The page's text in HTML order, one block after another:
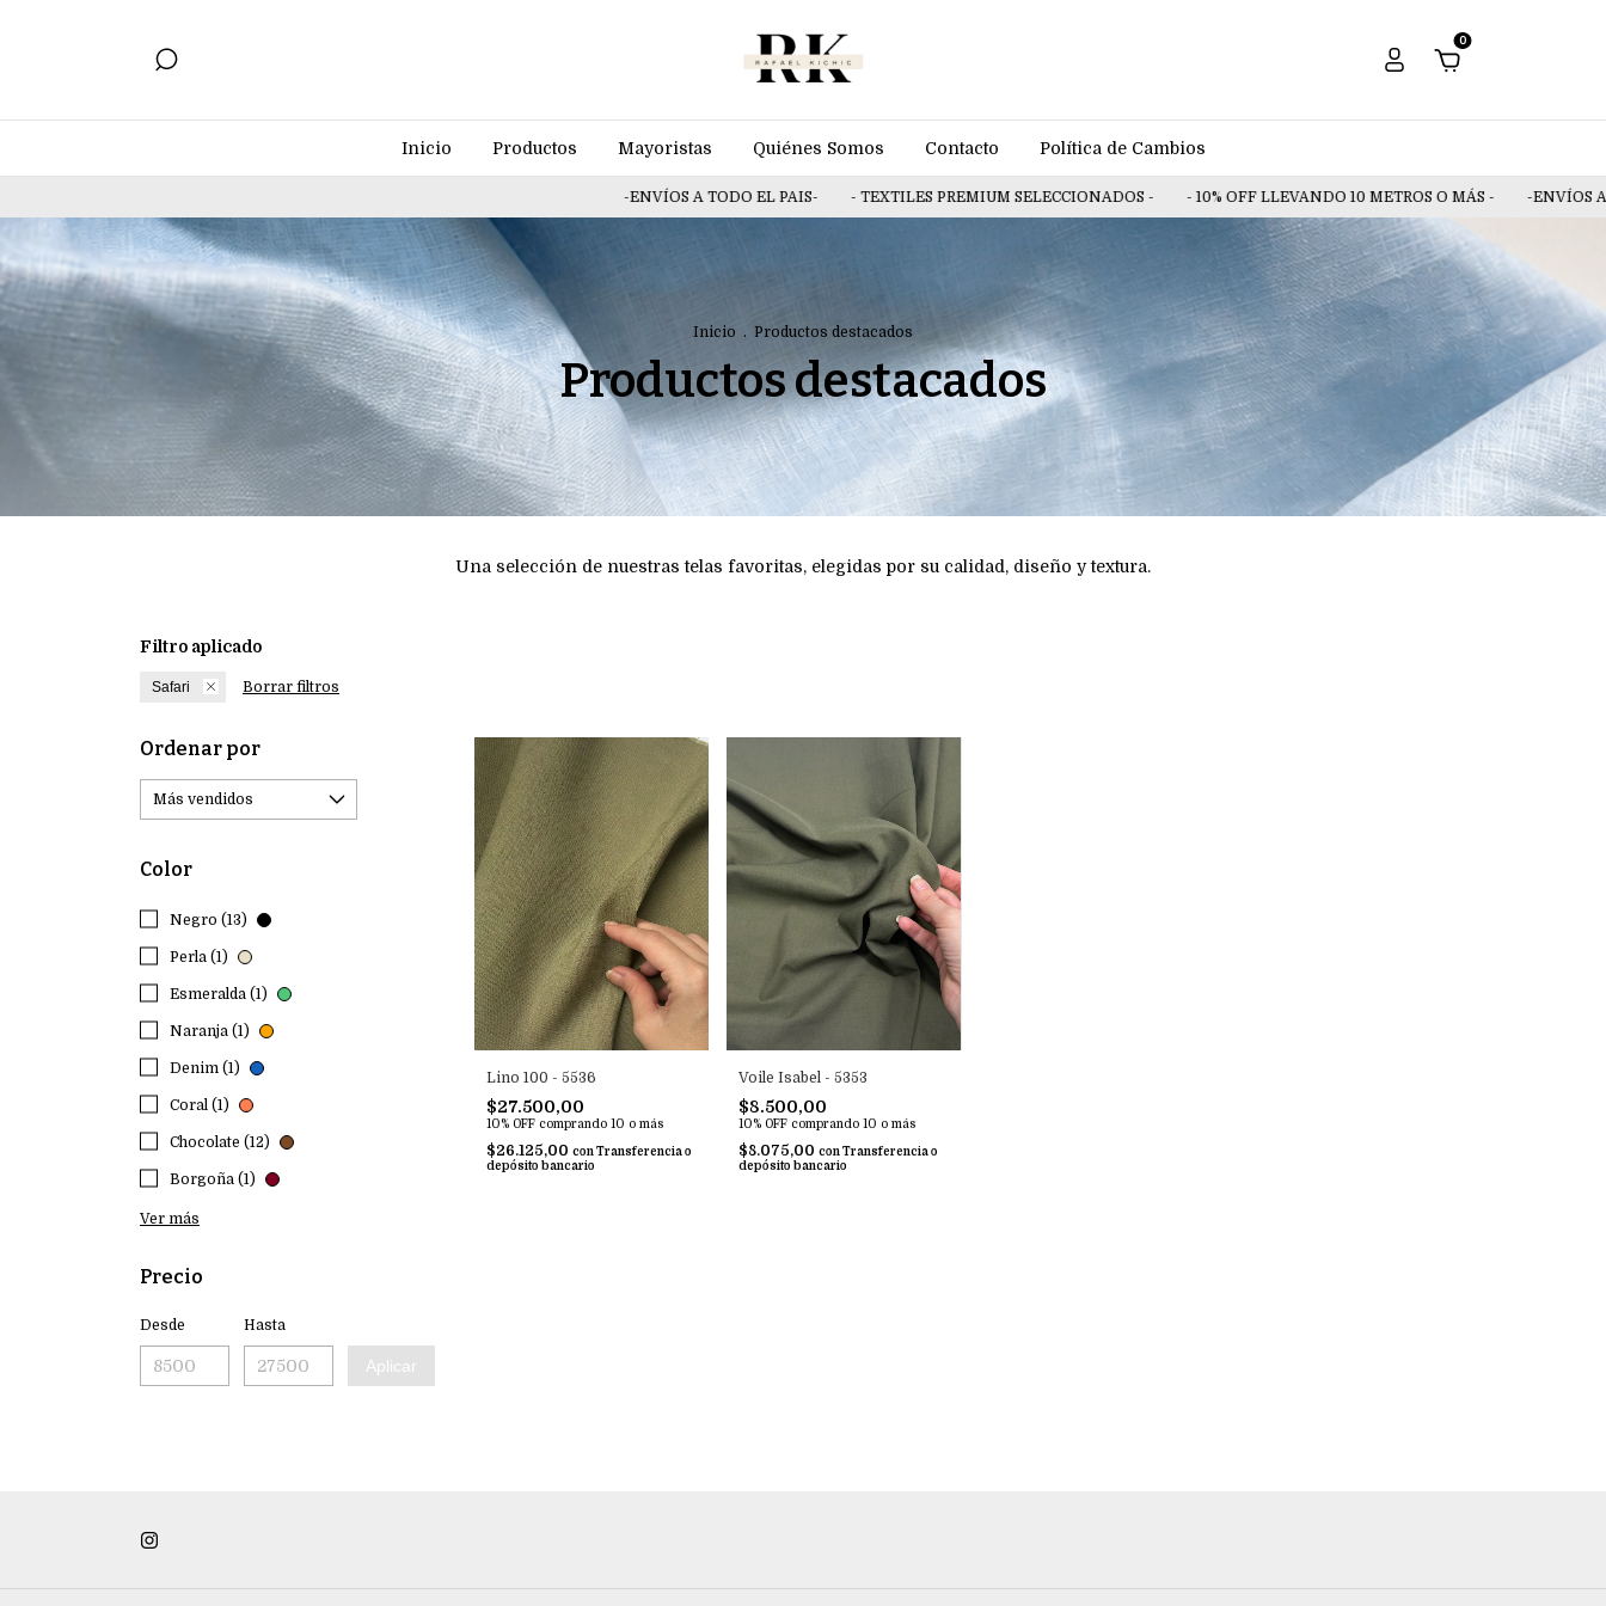
0
Inicio Productos Mayoristas Quiénes Somos Contacto Política de Cambios
-ENVÍOS A TODO EL PAIS- - TEXTILES PREMIUM SELECCIONADOS - - 10% OFF LLEVANDO 10 METROS O MÁS - -ENVÍOS A
Inicio . Productos destacados
Productos destacados
Una selección de nuestras telas favoritas, elegidas por su calidad, diseño y textura.
Filtro aplicado
Safari Borrar filtros
Ordenar por
Color
Negro (13)
Perla (1)
Esmeralda (1)
Naranja (1)
Denim (1)
Coral (1)
Chocolate (12)
Borgoña (1)
Ver más
Precio
Desde Hasta
Aplicar
Lino 100 - 5536
$27.500,00
10% OFF comprando 10 o más
$26.125,00 con Transferencia o
depósito bancario
Voile Isabel - 5353
$8.500,00
10% OFF comprando 10 o más
$8.075,00con Transferencia o
depósito bancario